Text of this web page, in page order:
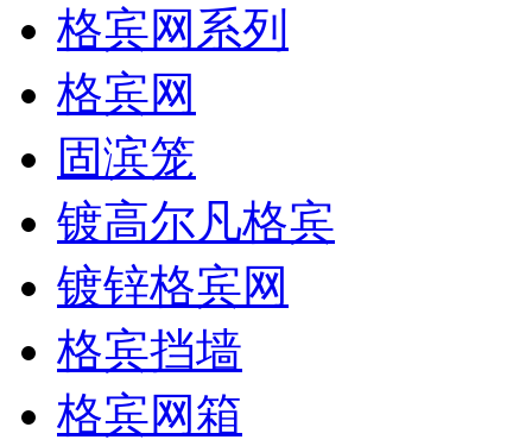
格宾网系列
格宾网
固滨笼
镀高尔凡格宾
镀锌格宾网
格宾挡墙
格宾网箱